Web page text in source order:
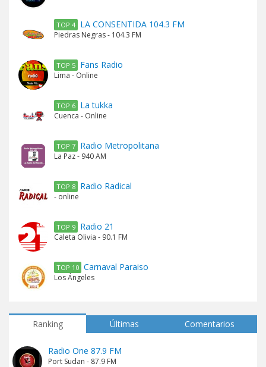
TOP 4 LA CONSENTIDA 104.3 FM
Piedras Negras - 104.3 FM
TOP 5 Fans Radio
Lima - Online
TOP 6 La tukka
Cuenca - Online
TOP 7 Radio Metropolitana
La Paz - 940 AM
TOP 8 Radio Radical
- online
TOP 9 Radio 21
Caleta Olivia - 90.1 FM
TOP 10 Carnaval Paraiso
Los Ángeles
Ranking Últimas Comentarios
Radio One 87.9 FM
Port Sudan - 87.9 FM